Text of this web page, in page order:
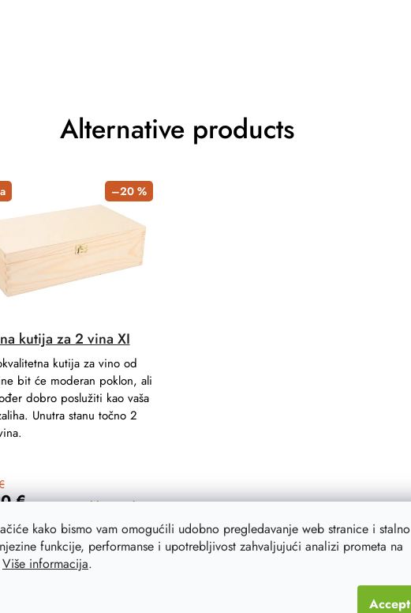
kako bismo vam omogućili udobno pregledavanje web stranice i stalno
funkcije, performanse i upotrebljivost zahvaljujući analizi prometa na
Više informacija.
Accept
Alternative products
–20 %
kutija za 2 vina XI
€
Na zalihi236 kom
ADD TO CART
kutija za vino od
bit će moderan poklon, ali
dobro poslužiti kao vaša
Unutra stanu točno 2